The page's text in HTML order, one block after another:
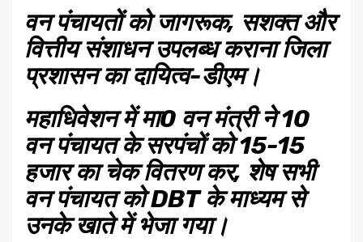
वन पंचायतों को जागरूक, सशक्त और
वित्तीय संशाधन उपलब्ध कराना जिला
प्रशासन का दायित्व-डीएम।
महाधिवेशन में मा0 वन मंत्री ने 10
वन पंचायत के सरपंचों को 15-15
हजार का चेक वितरण कर, शेष सभी
वन पंचायत को DBT के माध्यम से
उनके खाते में भेजा गया।